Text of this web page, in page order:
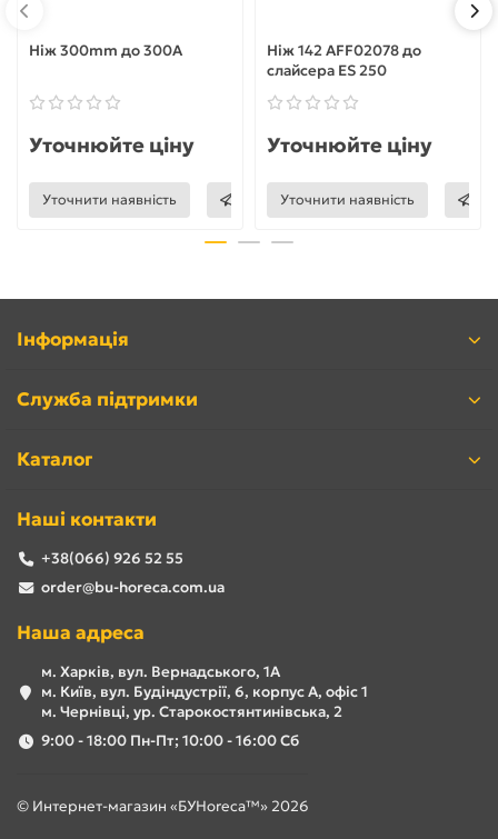
Ніж 300mm до 300A
Уточнюйте ціну
Уточнити наявність
Ніж 142 AFF02078 до
слайсера ES 250
Уточнюйте ціну
Уточнити наявність
Інформація
Служба підтримки
Каталог
Наші контакти
+38(066) 926 52 55
order@bu-horeca.com.ua
Наша адреса
м. Харків, вул. Вернадського, 1А
м. Київ, вул. Будіндустрії, 6, корпус А, офіс 1
м. Чернівці, ур. Старокостянтинівська, 2
9:00 - 18:00 Пн-Пт; 10:00 - 16:00 Сб
© Интернет-магазин «БУHoreca™» 2026